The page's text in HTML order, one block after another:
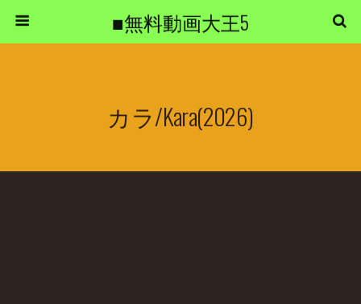
■無料動画大王5
カラ/Kara(2026)